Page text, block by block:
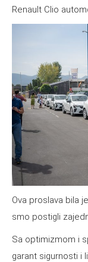
Renault Clio
Ova proslava bila
smo postigli
Sa optimizmom i
garant sigurnosti i